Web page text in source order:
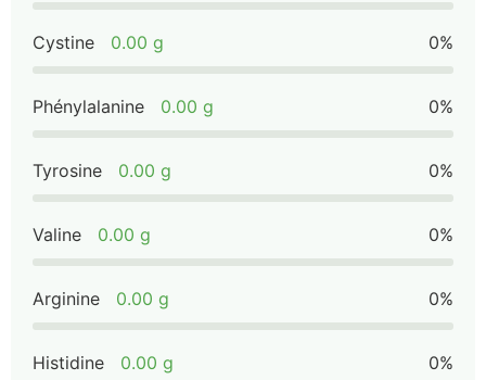
Cystine 0.00 g 0%
Phénylalanine 0.00 g 0%
Tyrosine 0.00 g 0%
Valine 0.00 g 0%
Arginine 0.00 g 0%
Histidine 0.00 g 0%